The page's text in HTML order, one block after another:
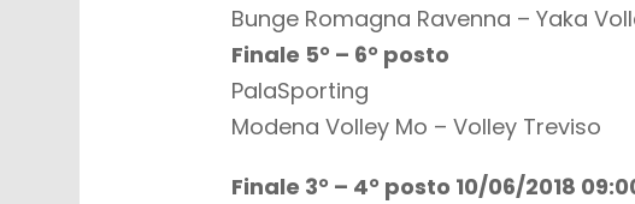
Bunge Romagna Ravenna – Yaka
Finale 5° – 6° posto
PalaSporting
Modena Volley Mo – Volley Treviso
Finale 3° – 4° posto 10/06/2018